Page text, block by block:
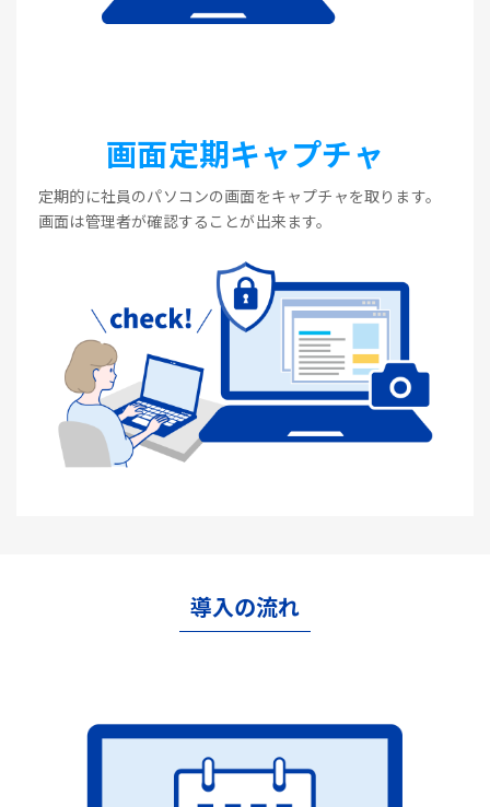
画面定期キャプチャ
定期的に社員のパソコンの画面をキャプチャを取ります。
画面は管理者が確認することが出来ます。
導入の流れ